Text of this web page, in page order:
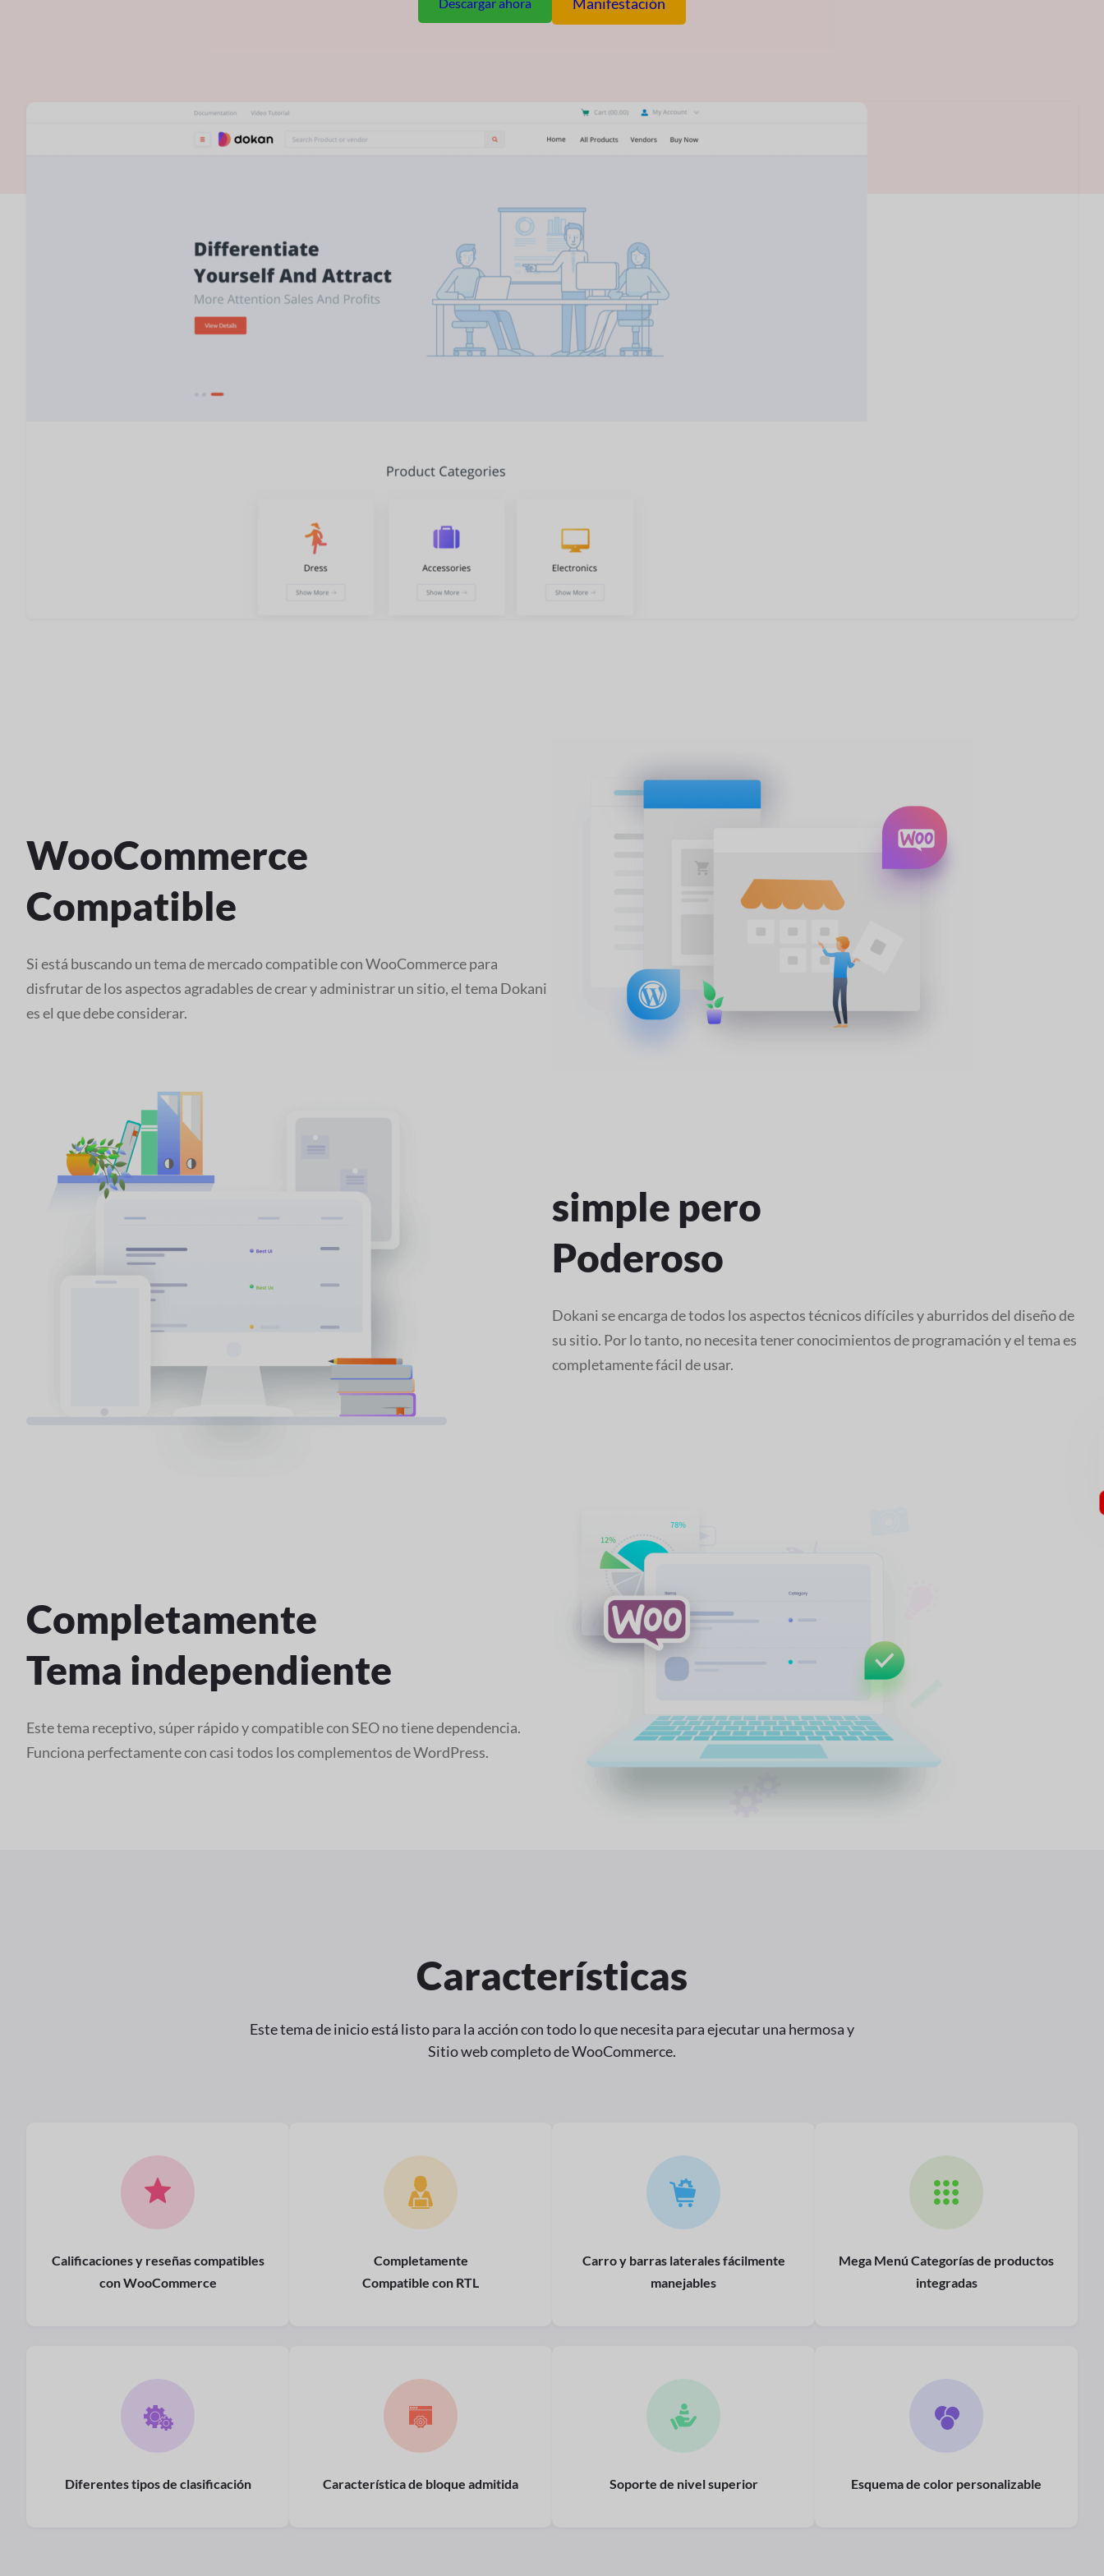
WooCommerce
Compatible
Si está buscando un tema de mercado compatible con WooCommerce para
disfrutar de los aspectos agradables de crear y administrar un sitio, el tema Dokani
es el que debe considerar.
simple pero
Poderoso
Dokani se encarga de todos los aspectos técnicos difíciles y aburridos del diseño de
su sitio. Por lo tanto, no necesita tener conocimientos de programación y el tema es
completamente fácil de usar.
Completamente
Tema independiente
Este tema receptivo, súper rápido y compatible con SEO no tiene dependencia.
Funciona perfectamente con casi todos los complementos de WordPress.
Características
Este tema de inicio está listo para la acción con todo lo que necesita para ejecutar una hermosa y
Sitio web completo de WooCommerce.
Calificaciones y reseñas compatibles
con WooCommerce
Completamente
Compatible con RTL
Carro y barras laterales fácilmente
manejables
Mega Menú Categorías de productos
integradas
Diferentes tipos de clasificación Característica de bloque admitida Soporte de nivel superior Esquema de color personalizable